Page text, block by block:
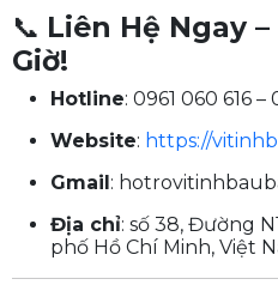
📞 Liên Hệ Ngay
Giờ!
Hotline: 0961 060 616 –
Website: https://
Gmail:
Địa chỉ: số 38, Đường
phố Hồ Chí Minh, Việt